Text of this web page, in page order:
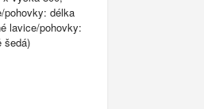
pohovky: délka
lavice/pohovky:
šedá)